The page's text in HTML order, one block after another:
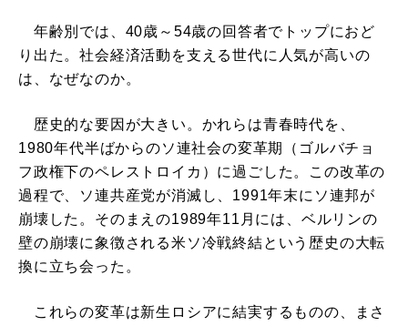
年齢別では、40歳～54歳の回答者でトップにおど
り出た。社会経済活動を支える世代に人気が高いの
は、なぜなのか。
歴史的な要因が大きい。かれらは青春時代を、
1980年代半ばからのソ連社会の変革期（ゴルバチョ
フ政権下のペレストロイカ）に過ごした。この改革の
過程で、ソ連共産党が消滅し、1991年末にソ連邦が
崩壊した。そのまえの1989年11月には、ベルリンの
壁の崩壊に象徴される米ソ冷戦終結という歴史の大転
換に立ち会った。
これらの変革は新生ロシアに結実するものの、まさ